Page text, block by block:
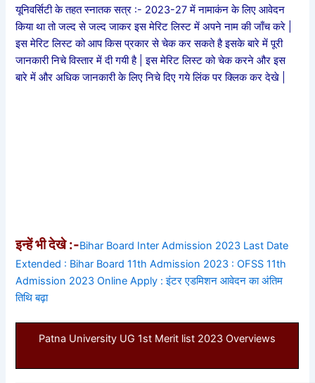
यूनिवर्सिटी के तहत स्नातक सत्र :- 2023-27 में नामाकंन के लिए आवेदन
किया था तो जल्द से जल्द जाकर इस मेरिट लिस्ट में अपने नाम की जाँच करे |
इस मेरिट लिस्ट को आप किस प्रकार से चेक कर सकते है इसके बारे में पूरी
जानकारी निचे विस्तार में दी गयी है | इस मेरिट लिस्ट को चेक करने और इस
बारे में और अधिक जानकारी के लिए निचे दिए गये लिंक पर क्लिक कर देखे |
इन्हें भी देखे :-Bihar Board Inter Admission 2023 Last Date
Extended : Bihar Board 11th Admission 2023 : OFSS 11th
Admission 2023 Online Apply : इंटर एडमिशन आवेदन का अंतिम
तिथि बढ़ा
Patna University UG 1st Merit list 2023 Overviews